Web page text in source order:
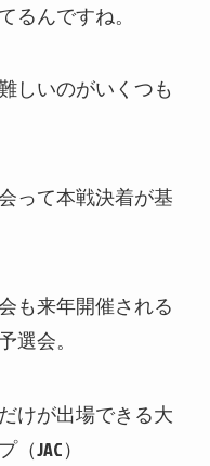
るんですね。
しいのがいくつも
って本戦決着が基
も来年開催される
選会。
けが出場できる大
JAC）